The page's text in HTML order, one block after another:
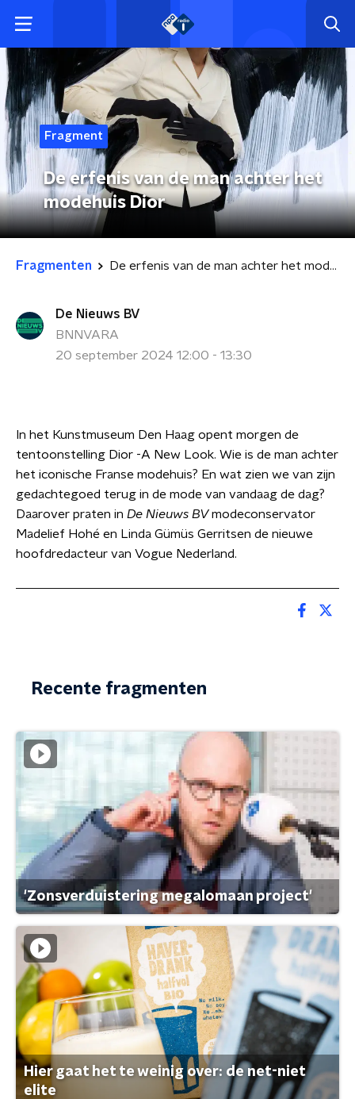
Fragment
De erfenis van de man achter het
modehuis Dior
Fragmenten De erfenis van de man achter het modehuis Dior
De Nieuws BV
BNNVARA
20 september 2024 12:00 - 13:30
In het Kunstmuseum Den Haag opent morgen de
tentoonstelling Dior -A New Look. Wie is de man achter
het iconische Franse modehuis? En wat zien we van zijn
gedachtegoed terug in de mode van vandaag de dag?
Daarover praten in De Nieuws BVmodeconservator
Madelief Hohé en Linda Gümüs Gerritsen de nieuwe
hoofdredacteur van Vogue Nederland.
Recente fragmenten
'Zonsverduistering megalomaan project'
Hier gaat het te weinig over: de net-niet
elite